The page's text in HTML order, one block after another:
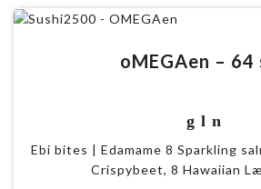
oMEGAen – 64
g l n
Ebi bites | Edamame 8 Sparkling
Crispybeet, 8 Hawaiian